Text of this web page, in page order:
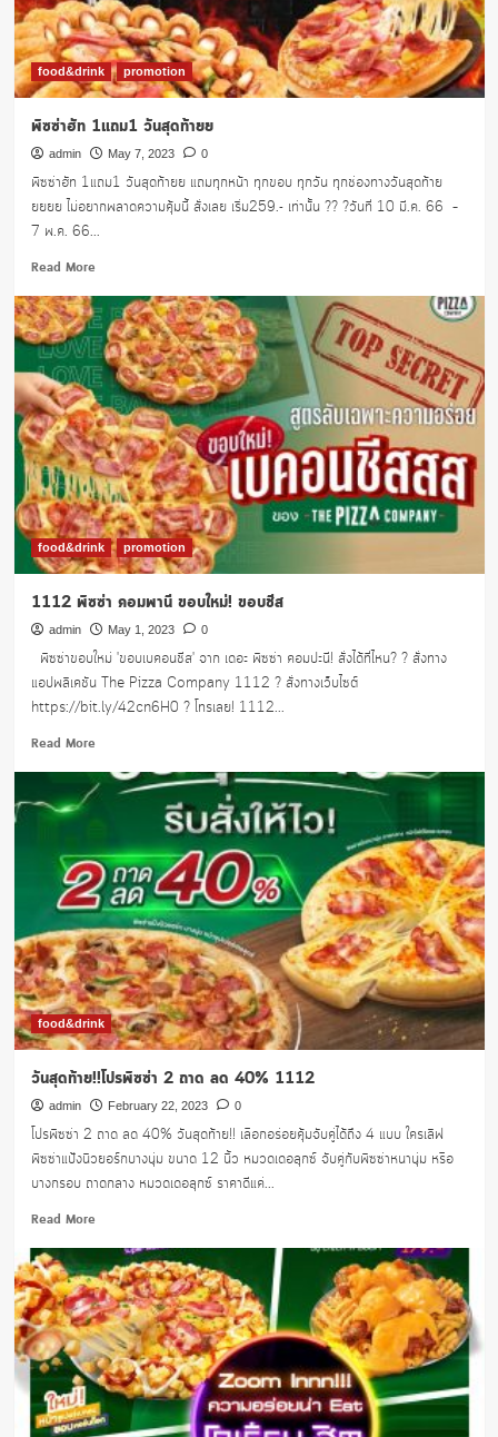
food&drink promotion
พิซซ่าฮัท 1แถม1 วันสุดท้ายย
admin May 7, 2023 0
พิซซ่าฮัท 1แถม1 วันสุดท้ายย แถมทุกหน้า ทุกขอบ ทุกวัน ทุกช่องทางวันสุดท้าย
ยยยย ไม่อยากพลาดความคุ้มนี้ สั่งเลย เริ่ม259.- เท่านั้น ?? ?วันที่ 10 มี.ค. 66 –
7 พ.ค. 66...
Read MoreRead
about
พิซซ่า
ฮัท
1แถม1
วัน
สุด
ท้าย
ย
food&drink promotion
1112 พิซซ่า คอมพานี ขอบใหม่! ขอบชีส
admin May 1, 2023 0
พิซซ่าขอบใหม่ 'ขอบเบคอนชีส' จาก เดอะ พิซซ่า คอมปะนี! สั่งได้ที่ไหน? ? สั่งทาง
แอปพลิเคชัน The Pizza Company 1112 ? สั่งทางเว็บไซต์
https://bit.ly/42cn6H0 ? โทรเลย! 1112...
Read MoreRead
about
คอม
พานี
ขอบ
ใหม่!
ขอบ
ชีส
food&drink
วันสุดท้าย!!โปรพิซซ่า 2 ถาด ลด 40% 1112
admin February 22, 2023 0
โปรพิซซ่า 2 ถาด ลด 40% วันสุดท้าย!! เลือกอร่อยคุ้มจับคู่ได้ถึง 4 แบบ ใครเลิฟ
พิซซ่าแป้งนิวยอร์กบางนุ่ม ขนาด 12 นิ้ว หมวดเดอลุกซ์ จับคู่กับพิซซ่าหนานุ่ม หรือ
บางกรอบ ถาดกลาง หมวดเดอลุกซ์ ราคาดีแค่...
Read MoreRead
about
วัน
สุดท้าย!!
โปร
พิซซ่า
2
ถาด
ลด
40%